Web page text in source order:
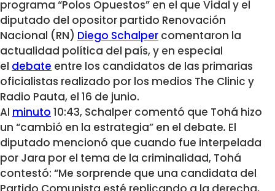
programa “Polos Opuestos” en el que Vidal y el
diputado del opositor partido Renovación
Nacional (RN) Diego Schalper comentaron la
actualidad política del país, y en especial
el debate entre los candidatos de las primarias
oficialistas realizado por los medios The Clinic y
Radio Pauta, el 16 de junio.
Al minuto 10:43, Schalper comentó que Tohá hizo
un “cambió en la estrategia” en el debate. El
diputado mencionó que cuando fue interpelada
por Jara por el tema de la criminalidad, Tohá
contestó: “Me sorprende que una candidata del